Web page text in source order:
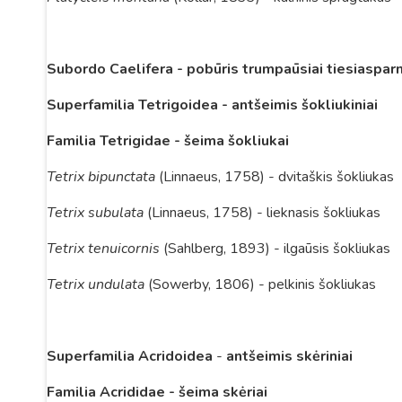
Subordo Caelifera - pobūris trumpaūsiai
Superfamilia Tetrigoidea - antšeimis šokliukiniai
Familia Tetrigidae - šeima šokliukai
Tetrix bipunctata (Linnaeus, 1758) - dvitaškis šokliukas
Tetrix subulata (Linnaeus, 1758) - lieknasis šokliukas
Tetrix tenuicornis (Sahlberg, 1893) - ilgaūsis šokliukas
Tetrix undulata (Sowerby, 1806) - pelkinis šokliukas
Superfamilia Acridoidea - antšeimis skėriniai
Familia Acrididae - šeima skėriai